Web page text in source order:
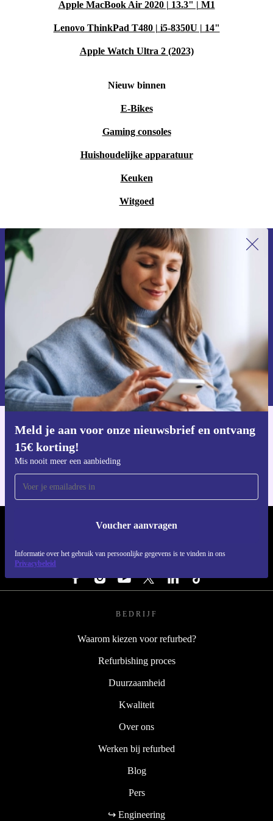
Apple MacBook Air 2020 | 13.3" | M1
Lenovo ThinkPad T480 | i5-8350U | 14"
Apple Watch Ultra 2 (2023)
Nieuw binnen
E-Bikes
Gaming consoles
Huishoudelijke apparatuur
Keuken
Witgoed
Meld je aan voor onze nieuwsbrief en ontvang
15€ korting!
Mis nooit meer een aanbieding
Voucher aanvragen
Informatie over het gebruik van persoonlijke gegevens is te vinden in ons
Privacybeleid
Meld je aan voor onze nieuwsbrief en
ontvang €15 korting!
Mis nooit meer een aanbieding.
Voucher aanvragen
Informatie over het gebruik van persoonsgegevens vind je in ons
privacybeleid
Download de refurbed app
REFURBED NEDERLAND - RETHINK NEW.
VOLG ONS
BEDRIJF
Waarom kiezen voor refurbed?
Refurbishing proces
Duurzaamheid
Kwaliteit
Over ons
Werken bij refurbed
Blog
Pers
↪ Engineering